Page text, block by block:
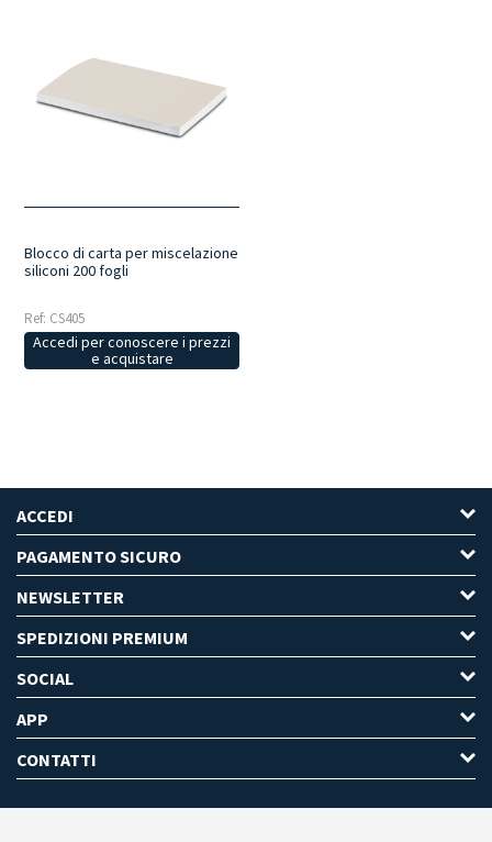
Blocco di carta per miscelazione
siliconi 200 fogli
Ref: CS405
Accedi per conoscere i prezzi
e acquistare
ACCEDI
PAGAMENTO SICURO
NEWSLETTER
SPEDIZIONI PREMIUM
SOCIAL
APP
CONTATTI